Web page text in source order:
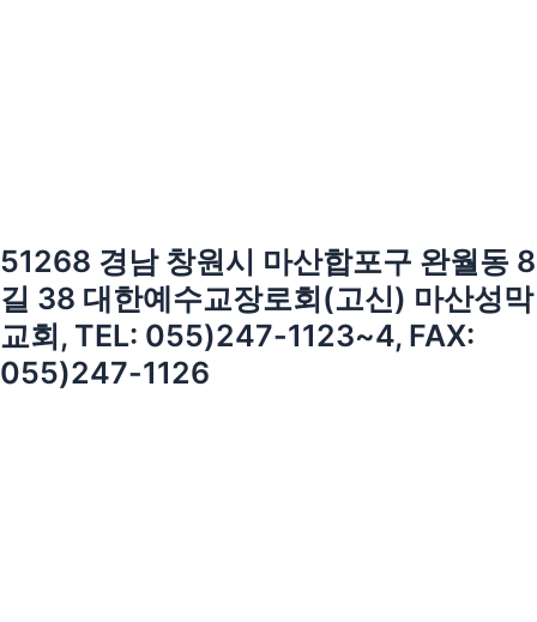
51268 경남 창원시 마산합포구 완월동 8
길 38 대한예수교장로회(고신) 마산성막
교회, TEL: 055)247-1123~4, FAX:
055)247-1126